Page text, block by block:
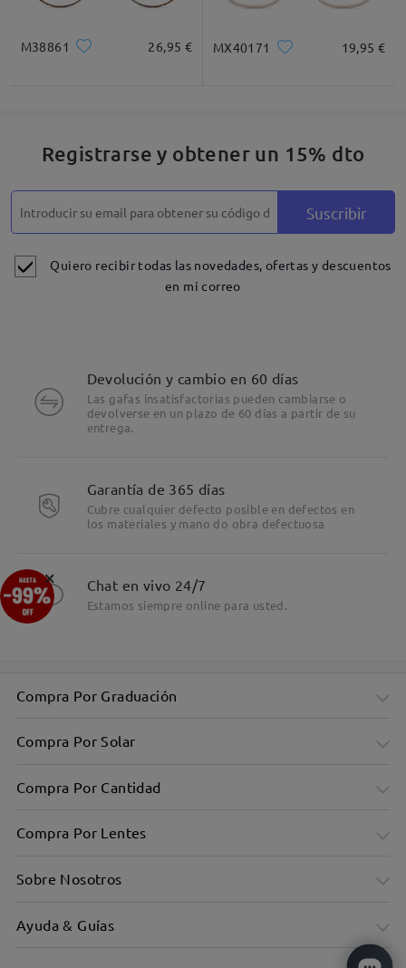
Detalles
M38861 26,95 € MX40171 19,95 €
Registrarse y obtener un 15% dto
Suscribir
Quiero recibir todas las novedades, ofertas y descuentos
en mi correo
Devolución y cambio en 60 días
Las gafas insatisfactorias pueden cambiarse o
devolverse en un plazo de 60 días a partir de su
entrega.
Garantía de 365 días
Cubre cualquier defecto posible en defectos en
los materiales y mano do obra defectuosa
Chat en vivo 24/7
Estamos siempre online para usted.
Compra Por Graduación
Compra Por Solar
Compra Por Cantidad
Compra Por Lentes
Sobre Nosotros
Ayuda & Guías
×